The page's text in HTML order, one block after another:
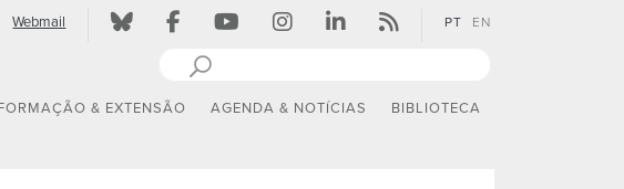
Webmail PT EN
& EXTENSÃO AGENDA & NOTÍCIAS BIBLIOTECA